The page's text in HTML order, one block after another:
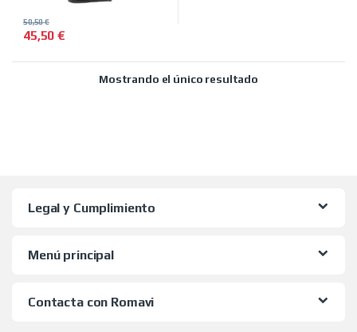
45,50€
50,50€
Este producto tiene múltiples variantes. Las opciones se
Mostrando el único resultado
Legal y Cumplimiento
Menú principal
Contacta con Romavi